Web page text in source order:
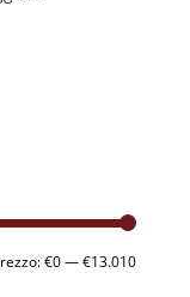
Prezzo
Prezzo
€0—€13.010